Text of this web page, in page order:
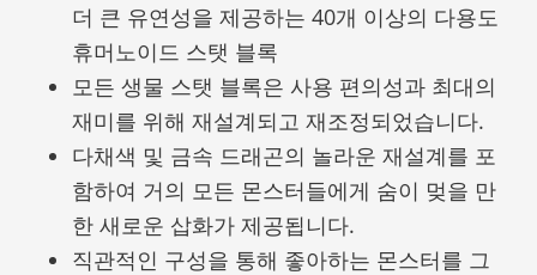
더 큰 유연성을 제공하는 40개 이상의 다용도
휴머노이드 스탯 블록
모든 생물 스탯 블록은 사용 편의성과 최대의
재미를 위해 재설계되고 재조정되었습니다.
다채색 및 금속 드래곤의 놀라운 재설계를 포
함하여 거의 모든 몬스터들에게 숨이 멎을 만
한 새로운 삽화가 제공됩니다.
직관적인 구성을 통해 좋아하는 몬스터를 그